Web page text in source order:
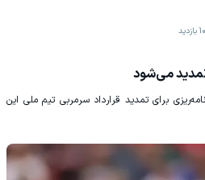
بازدید
می‌شود
برای تمدید قرارداد سرمربی تیم ملی این